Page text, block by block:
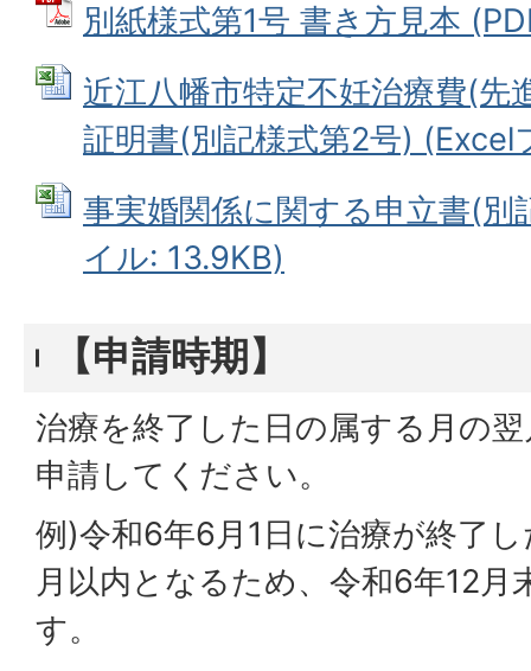
別紙様式第1号 書き方見本
近江八幡市特定不妊治療費(先
証明書(別記様式第2号) (Excel
事実婚関係に関する申立書(
イル: 13.9KB)
【申請時期】
治療を終了した日の属する月の
申請してください。
例)令和6年6月1日に治療が終了
月以内となるため、令和6年12月
す。